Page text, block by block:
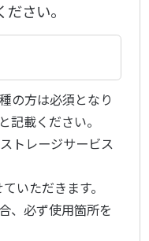
さい。
の方は必須となり
記載ください。
トレージサービス
いただきます。
、必ず使用箇所を